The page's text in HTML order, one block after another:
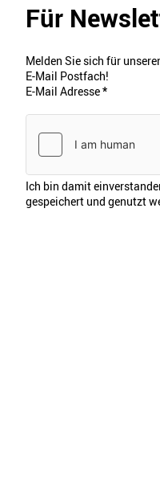
Für
Melden Sie sich für
E-Mail Postfach!
E-Mail Adresse*
Ich bin damit
gespeichert und genutzt